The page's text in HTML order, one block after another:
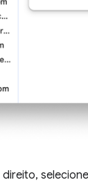
selecione